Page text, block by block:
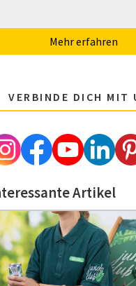
Mehr erfahren
VERBINDE DICH MIT
Artikel